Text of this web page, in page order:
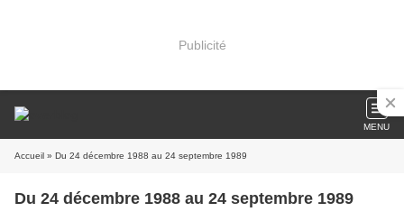
Publicité
MENU
Accueil » Du 24 décembre 1988 au 24 septembre 1989
Du 24 décembre 1988 au 24 septembre 1989